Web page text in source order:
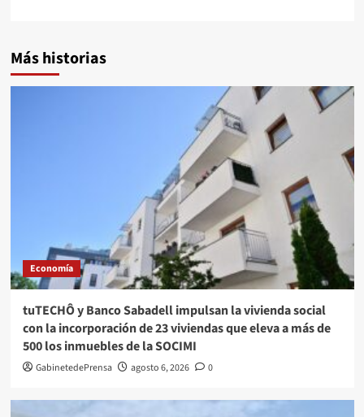
Más historias
Economía
tuTECHÔ y Banco Sabadell impulsan la vivienda social
con la incorporación de 23 viviendas que eleva a más de
500 los inmuebles de la SOCIMI
GabinetedePrensa agosto 6, 2026 0